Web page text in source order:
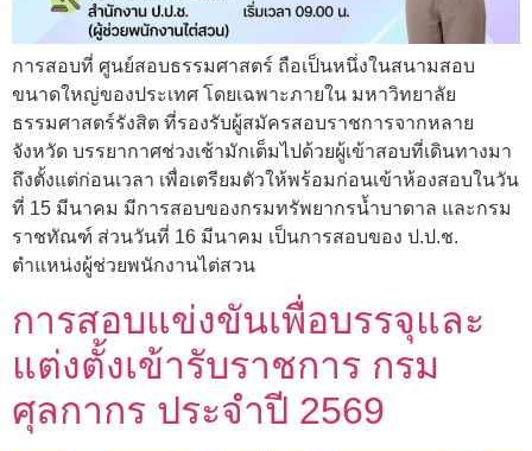
การสอบที่ ศูนย์สอบธรรมศาสตร์ ถือเป็นหนึ่งในสนามสอบ
ขนาดใหญ่ของประเทศ โดยเฉพาะภายใน มหาวิทยาลัย
ธรรมศาสตร์รังสิต ที่รองรับผู้สมัครสอบราชการจากหลาย
จังหวัด บรรยากาศช่วงเช้ามักเต็มไปด้วยผู้เข้าสอบที่เดินทางมา
ถึงตั้งแต่ก่อนเวลา เพื่อเตรียมตัวให้พร้อมก่อนเข้าห้องสอบในวัน
ที่ 15 มีนาคม มีการสอบของกรมทรัพยากรน้ำบาดาล และกรม
ราชทัณฑ์ ส่วนวันที่ 16 มีนาคม เป็นการสอบของ ป.ป.ช.
ตำแหน่งผู้ช่วยพนักงานไต่สวน
การสอบแข่งขันเพื่อบรรจุและ
แต่งตั้งเข้ารับราชการ กรม
ศุลกากร ประจำปี 2569